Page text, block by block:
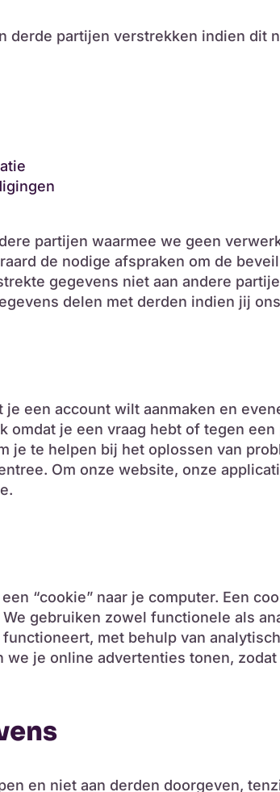
derde partijen verstrekken indien dit
partijen waarmee we geen
de nodige afspraken om de
gegevens niet aan andere
delen met derden indien jij
een account wilt aanmaken en
omdat je een vraag hebt of tegen
je te helpen bij het oplossen van
Om onze website, onze
“cookie” naar je computer. Een
gebruiken zowel functionele als
met behulp van
je online advertenties tonen,
en niet aan derden doorgeven,